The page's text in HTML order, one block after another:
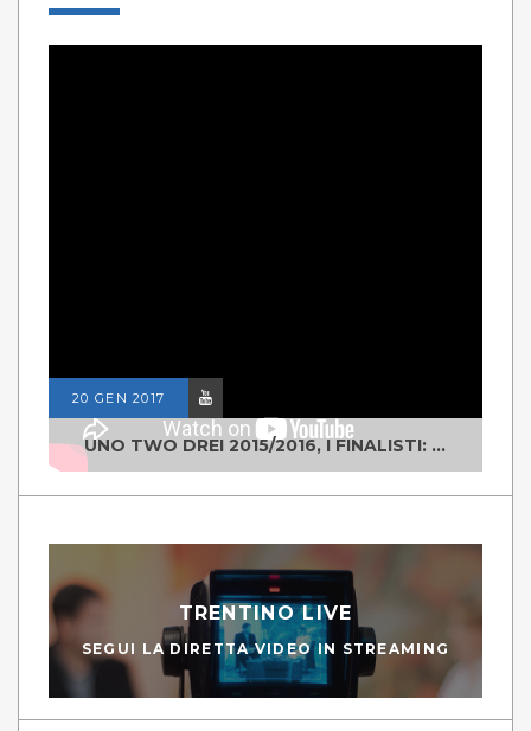
20 GEN 2017
UNO TWO DREI 2015/2016, I FINALISTI: CLASSE IV ALS ISTITUTO "DEGASPERI" BORGO VALSUGANA
TRENTINO LIVE
SEGUI LA DIRETTA VIDEO IN STREAMING